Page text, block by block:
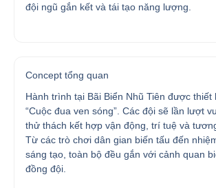
đội ngũ gắn kết và tái tạo năng lượng.
Concept tổng quan
Hành trình tại Bãi Biển Nhũ Tiên được thiết
“Cuộc đua ven sóng”. Các đội sẽ lần lượt
thử thách kết hợp vận động, trí tuệ và
Từ các trò chơi dân gian biến tấu đến
sáng tạo, toàn bộ đều gắn với cảnh quan
đồng đội.